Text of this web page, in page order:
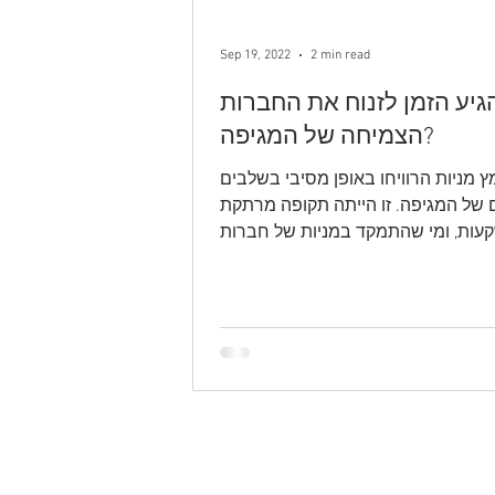
הזמן לזנוח את החברות
הצמיחה של המגיפה?
מניות הרוויחו באופן מסיבי בשלבים
של המגיפה. זו הייתה תקופה מרתקת
ומי שהתמקד במניות של חברות
Sep 19, 2022 2 min read